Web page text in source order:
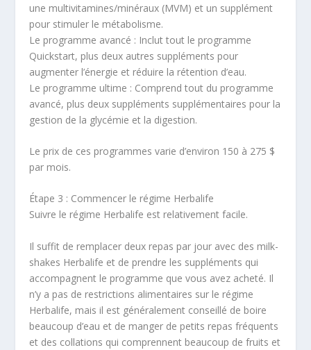
une multivitamines/minéraux (MVM) et un supplément
pour stimuler le métabolisme.
Le programme avancé : Inclut tout le programme
Quickstart, plus deux autres suppléments pour
augmenter l’énergie et réduire la rétention d’eau.
Le programme ultime : Comprend tout du programme
avancé, plus deux suppléments supplémentaires pour la
gestion de la glycémie et la digestion.
Le prix de ces programmes varie d’environ 150 à 275 $
par mois.
Étape 3 : Commencer le régime Herbalife
Suivre le régime Herbalife est relativement facile.
Il suffit de remplacer deux repas par jour avec des milk-
shakes Herbalife et de prendre les suppléments qui
accompagnent le programme que vous avez acheté. Il
n’y a pas de restrictions alimentaires sur le régime
Herbalife, mais il est généralement conseillé de boire
beaucoup d’eau et de manger de petits repas fréquents
et des collations qui comprennent beaucoup de fruits et